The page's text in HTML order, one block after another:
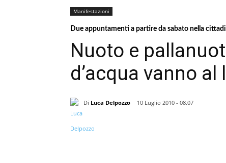
Manifestazioni
Due appuntamenti a partire da sabato nella
Nuoto e
d’acqua vanno al
Di Luca Delpozzo
10 Luglio 2010 - 08.07